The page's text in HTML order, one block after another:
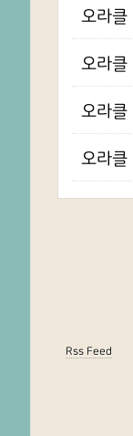
오라
오라
오라
오라
Rss Feed